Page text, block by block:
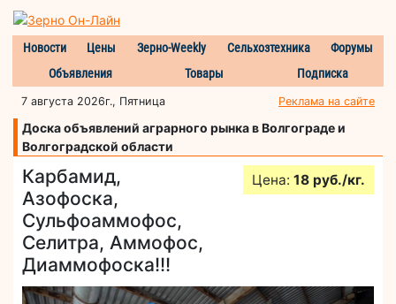
Новости Цены Зерно-Weekly Сельхозтехника
Форумы
Объявления
Товары Подписка
7 августа 2026г., Пятница Реклама на сайте
Доска объявлений аграрного рынка в Волгограде и
Волгоградской области
Карбамид,
Азофоска,
Сульфоаммофос,
Селитра, Аммофос,
Диаммофоска!!!
Цена: 18 руб./кг.